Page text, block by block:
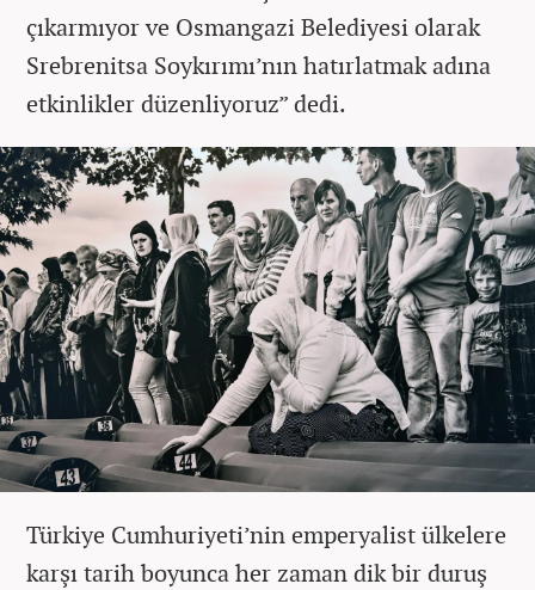
çıkarmıyor ve Osmangazi Belediyesi olarak
Srebrenitsa Soykırımı’nın hatırlatmak adına
etkinlikler düzenliyoruz” dedi.
Türkiye Cumhuriyeti’nin emperyalist ülkelere
karşı tarih boyunca her zaman dik bir duruş